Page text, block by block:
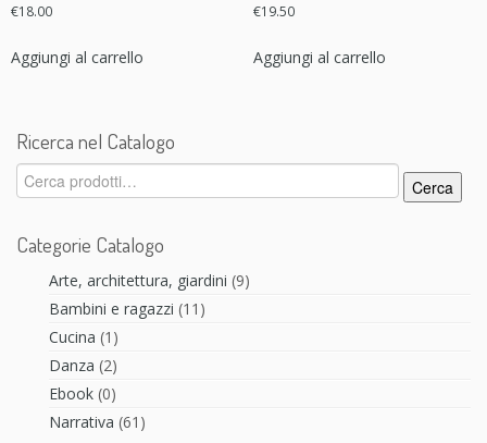
€18.00
Aggiungi al carrello
€19.50
Aggiungi al carrello
Ricerca nel Catalogo
Cerca:
Cerca
Categorie Catalogo
Arte, architettura, giardini (9)
Bambini e ragazzi (11)
Cucina (1)
Danza (2)
Ebook (0)
Narrativa (61)